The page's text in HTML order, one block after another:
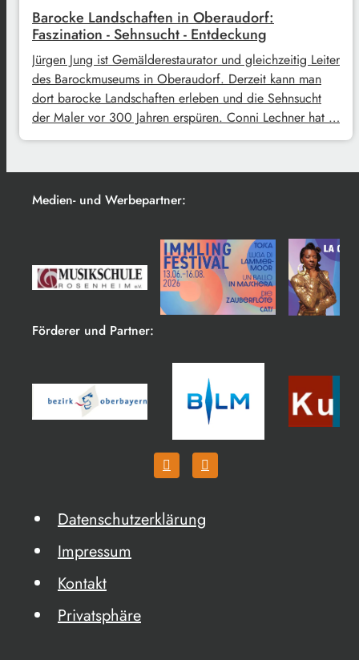
Barocke Landschaften in Oberaudorf:
Faszination - Sehnsucht - Entdeckung
Jürgen Jung ist Gemälderestaurator und gleichzeitig Leiter
des Barockmuseums in Oberaudorf. Derzeit kann man
dort barocke Landschaften erleben und die Sehnsucht
der Maler vor 300 Jahren erspüren. Conni Lechner hat …
Medien- und Werbepartner:
Förderer und Partner:
Datenschutzerklärung
Impressum
Kontakt
Privatsphäre